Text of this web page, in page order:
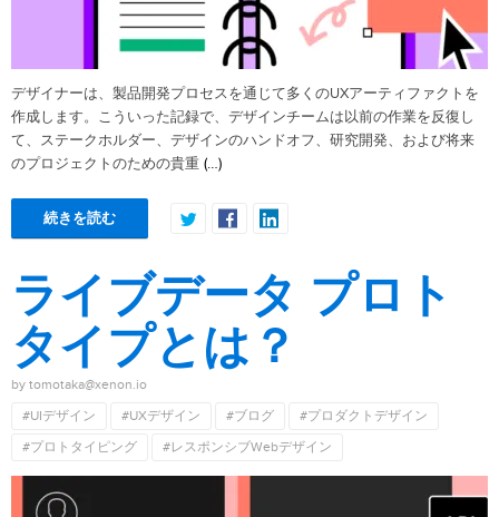
デザイナーは、製品開発プロセスを通じて多くのUXアーティファクトを
作成します。こういった記録で、デザインチームは以前の作業を反復し
て、ステークホルダー、デザインのハンドオフ、研究開発、および将来
のプロジェクトのための貴重 (…)
続きを読む
ライブデータ プロト
タイプとは？
by tomotaka@xenon.io
#UIデザイン
#UXデザイン #ブログ
#プロダクトデザイン
#プロトタイピング
#レスポンシブWebデザイン